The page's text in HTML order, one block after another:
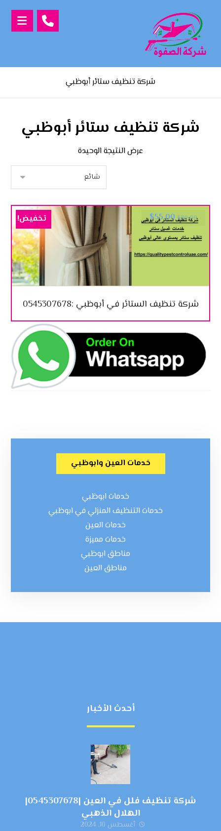
شركة تنظيف ستائر أبوظبي
شركة تنظيف ستائر أبوظبي
عرض النتيجة الوحيدة
شركة تنظيف الستائر في أبوظبي :0545307678
$80.00
$55.00 تخفيض!
خدمات العين وابوظبي
خدمات ابوظبي
خدمات التنظيف المنزلي في ابوظبي
خدمات العين
خدمات مميزة
مناطق ابوظبي
مناطق العين
أحدث الأخبار
شركة تنظيف فلل في العين |0545307678|
الهلال الذهبي
أغسطس 10, 2024